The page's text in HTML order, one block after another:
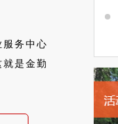
务中心
是金勤